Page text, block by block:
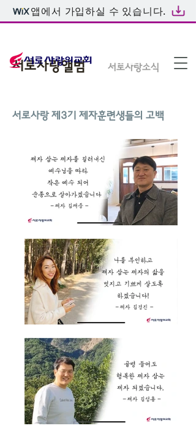
앱에서 가입하실 수 있습니다.
온라인예배
서로사랑앨범 서로사랑소식
​서로사랑 제3기 제자훈련생들의 고백